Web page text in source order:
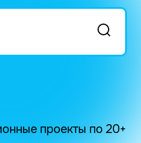
проекты по 20+